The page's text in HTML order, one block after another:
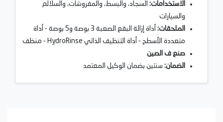
الاستخدامات: السجاد، والبسط، والمفروشات، والسلالم
والسيارات
الملحقات:
أداة إزالة البقع الصعبة 3 بوصة و5 بوصة - أداة
متعددة الأسطح - أداة التنظيف الذاتي HydroRinse - منظف
صنع ف الصين
الضمان: سنتين بضمان الوكيل المعتمد